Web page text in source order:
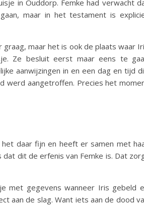
in Ouddorp. Femke had verwacht
maar in het testament is
graag, maar het is ook de plaats waar
Ze besluit eerst maar eens te
aanwijzingen in en een dag en tijd
werd aangetroffen. Precies het
daar fijn en heeft er samen met
dit de erfenis van Femke is. Dat
met gegevens wanneer Iris gebeld
aan de slag. Want iets aan de dood